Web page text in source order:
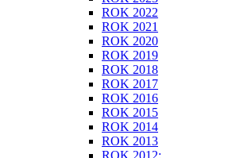
ROK 2022
ROK 2021
ROK 2020
ROK 2019
ROK 2018
ROK 2017
ROK 2016
ROK 2015
ROK 2014
ROK 2013
ROK 2012: